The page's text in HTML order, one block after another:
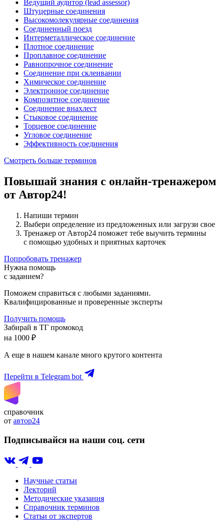
Ведущий аудитор (lead assessor)
Штуцерные соединения
Высокомолекулярные соединения
Соединенный поезд
Интерметаллическое соединение
Плотное соединение
Проплавное соединение
Равнопрочное соединение
Соединение при склеивании
Химическое соединение
Электронное соединение
Композитное соединение
Соединение внахлест
Стыковое соединение
Торцевое соединение
Угловое соединение
Эффективность соединения
Смотреть больше терминов
Повышай знания с онлайн-тренажером
от Автор24!
Напиши термин
Выбери определение из предложенных или загрузи свое
Тренажер от Автор24 поможет тебе выучить термины
с помощью удобных и приятных карточек
Попробовать тренажер
Нужна помощь
с заданием?
Поможем справиться с любыми заданиями.
Квалифицированные и проверенные эксперты
Получить помощь
Забирай в ТГ промокод
на 1000 ₽
А еще в нашем канале много крутого контента
Перейти в Telegram bot
справочник
от автор24
Подписывайся на наши соц. сети
Научные статьи
Лекторий
Методические указания
Справочник терминов
Статьи от экспертов